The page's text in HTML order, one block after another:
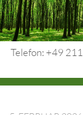
Skip
to
content
Telefon: +49